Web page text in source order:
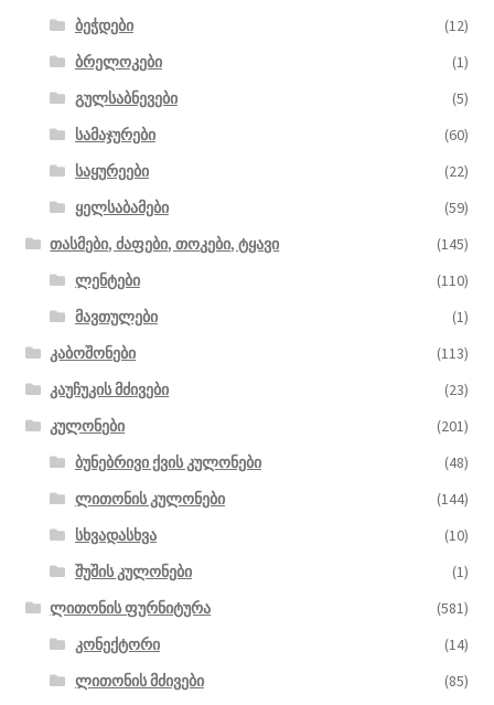
ბეჭდები
(12)
ბრელოკები
(1)
გულსაბნევები
(5)
სამაჯურები
(60)
საყურეები
(22)
ყელსაბამები
(59)
თასმები, ძაფები, თოკები, ტყავი
(145)
ლენტები
(110)
მავთულები
(1)
კაბოშონები
(113)
კაუჩუკის მძივები
(23)
კულონები
(201)
ბუნებრივი ქვის კულონები
(48)
ლითონის კულონები
(144)
სხვადასხვა
(10)
შუშის კულონები
(1)
ლითონის ფურნიტურა
(581)
კონექტორი
(14)
ლითონის მძივები
(85)